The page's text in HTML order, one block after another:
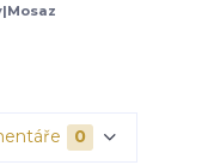
0